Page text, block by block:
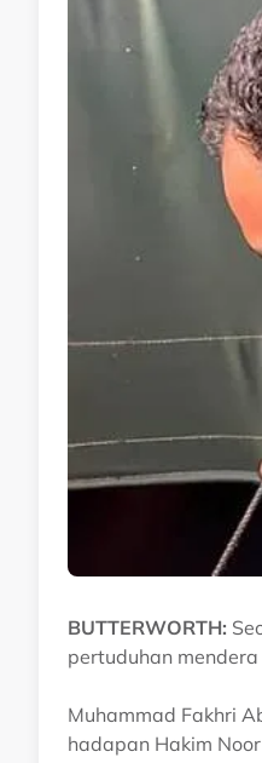
BUTTERWORTH:
pertuduhan
Muhammad Fakhri
hadapan Hakim